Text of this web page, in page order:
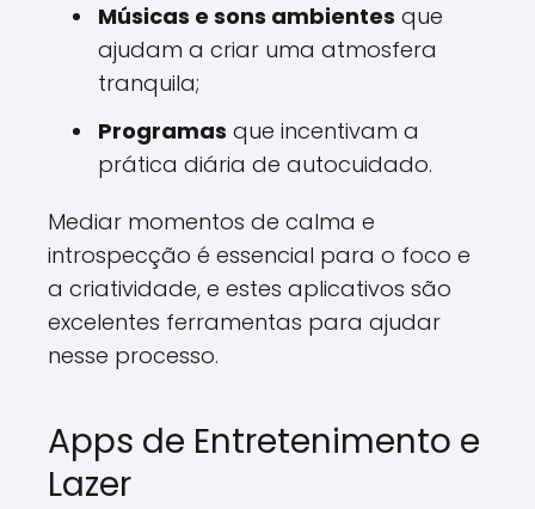
Músicas e sons ambientes que
ajudam a criar uma atmosfera
tranquila;
Programas que incentivam a
prática diária de autocuidado.
Mediar momentos de calma e
introspecção é essencial para o foco e
a criatividade, e estes aplicativos são
excelentes ferramentas para ajudar
nesse processo.
Apps de Entretenimento e
Lazer